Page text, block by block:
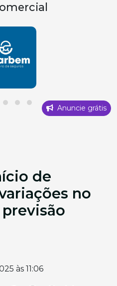
Anuncie grátis
de
no
às 11:06